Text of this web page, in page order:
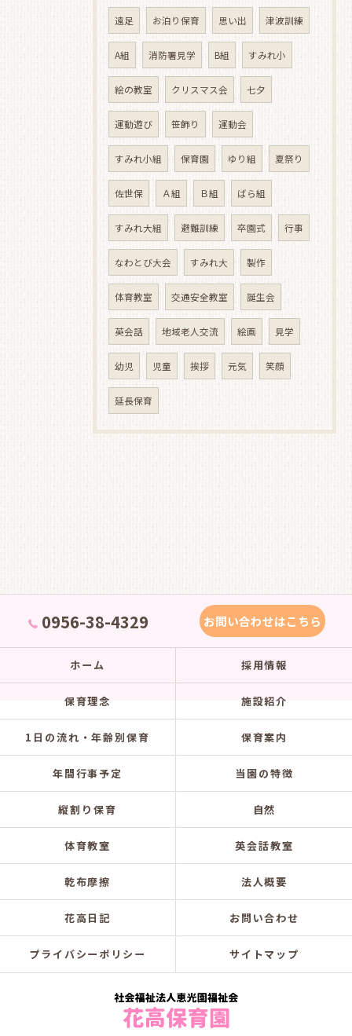
遠足 お泊り保育 思い出 津波訓練
A組 消防署見学 B組 すみれ小
絵の教室 クリスマス会 七夕
運動遊び 笹飾り 運動会
すみれ小組 保育園 ゆり組 夏祭り
佐世保 Ａ組 Ｂ組 ばら組
すみれ大組 避難訓練 卒園式 行事
なわとび大会 すみれ大 製作
体育教室 交通安全教室 誕生会
英会話 地域老人交流 絵画 見学
幼児 児童 挨拶 元気 笑顔
延長保育
0956-38-4329 お問い合わせはこちら
ホーム 採用情報
保育理念 施設紹介
1日の流れ・年齢別保育 保育案内
年間行事予定 当園の特徴
縦割り保育 自然
体育教室 英会話教室
乾布摩擦 法人概要
花高日記 お問い合わせ
プライバシーポリシー サイトマップ